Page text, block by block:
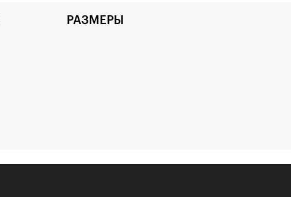
РАЗМЕРЫ